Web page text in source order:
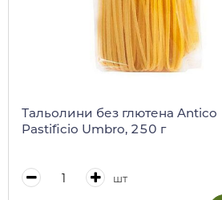
Тальолини без глютена Antico
Pastificio Umbro, 250 г
шт